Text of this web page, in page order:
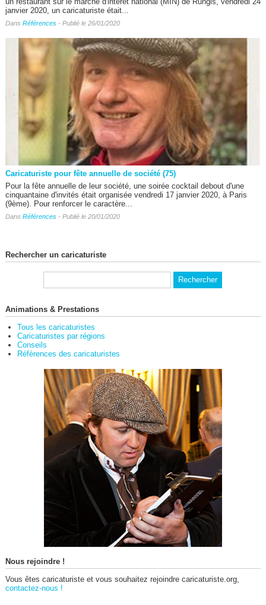
janvier 2020, un caricaturiste était...
Dans Références- Publié le 26/01/2020
Caricaturiste pour fête annuelle de société (75)
Pour la fête annuelle de leur société, une soirée cocktail debout d'une
cinquantaine d'invités était organisée vendredi 17 janvier 2020, à Paris
(9ème). Pour renforcer le caractère...
Dans Références- Publié le 20/01/2020
Rechercher un caricaturiste
Animations & Prestations
Tous les caricaturistes
Caricaturistes par régions
Conseils
Références des caricaturistes
Nous rejoindre !
Vous êtes caricaturiste et vous souhaitez rejoindre caricaturiste.org,
contactez-nous !